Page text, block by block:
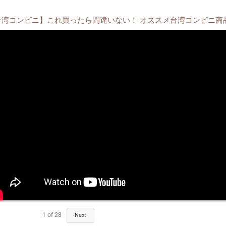
コンビニ】これ買ったら間違いない！ オススメ台湾コンビニ商
1 of 28 Next